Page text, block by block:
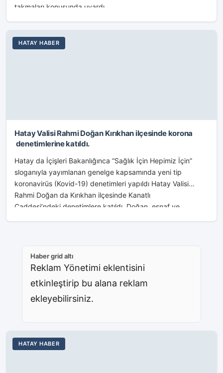
takmaları konusunda uyardı....
HATAY HABER
Hatay Valisi Rahmi Doğan Kırıkhan ilçesinde korona
denetimlerine katıldı.
Hatay da İçişleri Bakanlığınca “Sağlık İçin Hepimiz İçin”
sloganıyla yayımlanan genelge kapsamında yeni tip
koronavirüs (Kovid-19) denetimleri yapıldı Hatay Valisi
Rahmi Doğan da Kırıkhan ilçesinde Kanatlı
Caddesi’ndeki denetimlere katıldı. Doğan, esnaf ve...
Haber grid altı
Reklam Yönetimi eklentisini
etkinleştirip bu alana reklam
ekleyebilirsiniz.
HATAY HABER